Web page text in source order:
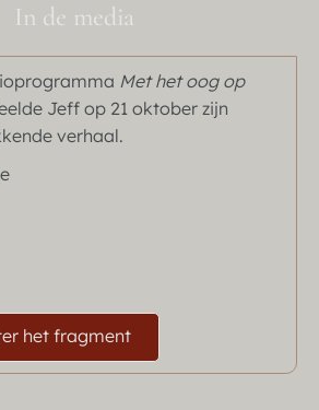
In de media
Met het oog op
Jeff op 21 oktober zijn
verhaal.
het fragment